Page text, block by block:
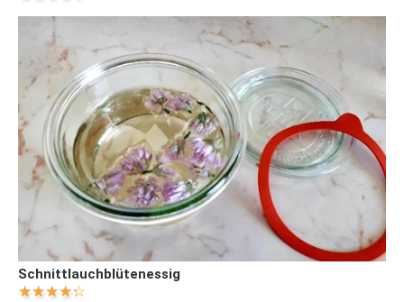
Schnittlauchblütenessig